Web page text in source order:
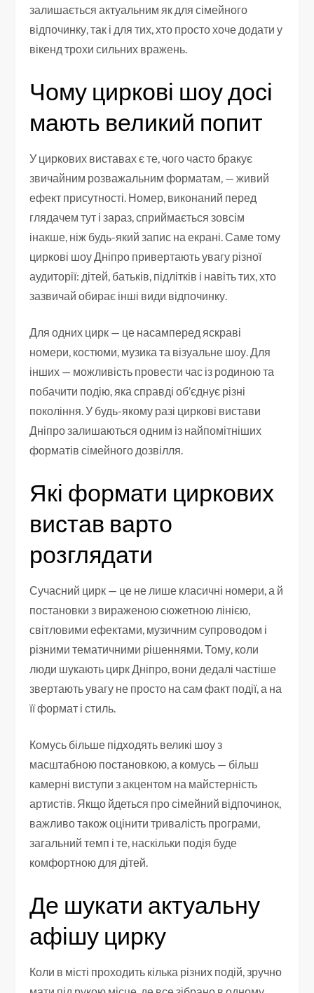
залишається актуальним як для сімейного
відпочинку, так і для тих, хто просто хоче додати у
вікенд трохи сильних вражень.
Чому циркові шоу досі
мають великий попит
У циркових виставах є те, чого часто бракує
звичайним розважальним форматам, — живий
ефект присутності. Номер, виконаний перед
глядачем тут і зараз, сприймається зовсім
інакше, ніж будь-який запис на екрані. Саме тому
циркові шоу Дніпро привертають увагу різної
аудиторії: дітей, батьків, підлітків і навіть тих, хто
зазвичай обирає інші види відпочинку.
Для одних цирк — це насамперед яскраві
номери, костюми, музика та візуальне шоу. Для
інших — можливість провести час із родиною та
побачити подію, яка справді об’єднує різні
покоління. У будь-якому разі циркові вистави
Дніпро залишаються одним із найпомітніших
форматів сімейного дозвілля.
Які формати циркових
вистав варто
розглядати
Сучасний цирк — це не лише класичні номери, а й
постановки з вираженою сюжетною лінією,
світловими ефектами, музичним супроводом і
різними тематичними рішеннями. Тому, коли
люди шукають цирк Дніпро, вони дедалі частіше
звертають увагу не просто на сам факт події, а на
її формат і стиль.
Комусь більше підходять великі шоу з
масштабною постановкою, а комусь — більш
камерні виступи з акцентом на майстерність
артистів. Якщо йдеться про сімейний відпочинок,
важливо також оцінити тривалість програми,
загальний темп і те, наскільки подія буде
комфортною для дітей.
Де шукати актуальну
афішу цирку
Коли в місті проходить кілька різних подій, зручно